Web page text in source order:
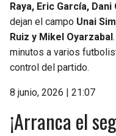
Raya, Eric García,
dejan el campo Unai
Ruiz y Mikel Oyarzabal
minutos a varios
control del partido.
8 junio, 2026 | 21:07
¡Arranca el